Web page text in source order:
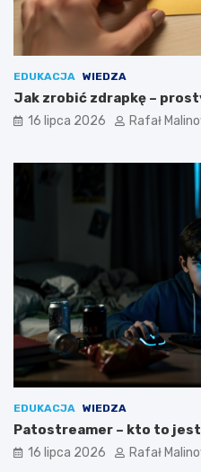
EDUKACJA WIEDZA
Jak zrobić zdrapkę –
16 lipca 2026 Rafał
EDUKACJA WIEDZA
Patostreamer – kto to jest
16 lipca 2026 Rafał